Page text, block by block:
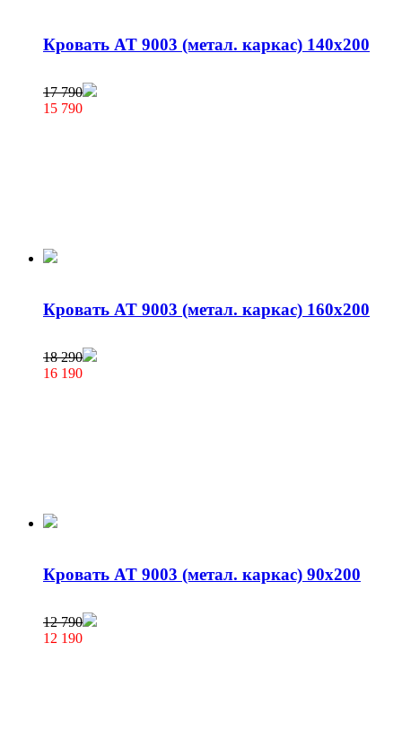
Кровать AT 9003 (метал. каркас) 140х200
17 790
15 790
Кровать AT 9003 (метал. каркас) 160х200
18 290
16 190
Кровать AT 9003 (метал. каркас) 90х200
12 790
12 190